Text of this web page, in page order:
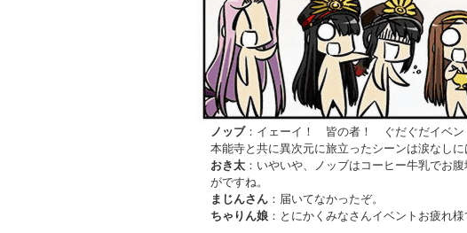
ノッブ：イェーイ！ 皆の者！ ぐだぐだイベン
本能寺と共に異次元に旅立ったシーンは涙なしに
おき太：いやいや、ノッブはコーヒー牛乳でお
がですね。
まじんさん：届いてなかったぞ。
ちゃりん娘：とにかくみなさんイベントお疲れ